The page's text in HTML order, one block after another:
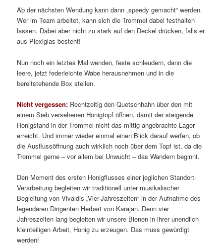
Ab der nächsten Wendung kann dann „speedy gemacht“ werden.
Wer im Team arbeitet, kann sich die Trommel dabei festhalten
lassen. Dabei aber nicht zu stark auf den Deckel drücken, falls er
aus Plexiglas besteht!
Nun noch ein letztes Mal wenden, feste schleudern, dann die
leere, jetzt federleichte Wabe herausnehmen und in die
bereitstehende Box stellen.
Nicht vergessen: Rechtzeitig den Quetschhahn über den mit
einem Sieb versehenen Honigtopf öffnen, damit der steigende
Honigstand in der Trommel nicht das mittig angebrachte Lager
erreicht. Und immer wieder einmal einen Blick darauf werfen, ob
die Ausflussöffnung auch wirklich noch über dem Topf ist, da die
Trommel gerne – vor allem bei Unwucht – das Wandern beginnt.
Den Moment des ersten Honigflusses einer jeglichen Standort-
Verarbeitung begleiten wir traditionell unter musikalischer
Begleitung von Vivaldis „Vier-Jahreszeiten“ in der Aufnahme des
legendären Dirigenten Herbert von Karajan. Denn vier
Jahreszeiten lang begleiten wir unsere Bienen in ihrer unendlich
kleinteiligen Arbeit, Honig zu erzeugen. Das muss gewürdigt
werden!